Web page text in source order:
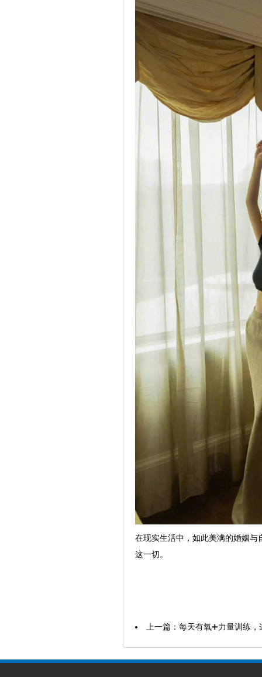
在现实生活中，如此美满的婚姻
这一切。
上一篇： 每天有氧➕力量训练